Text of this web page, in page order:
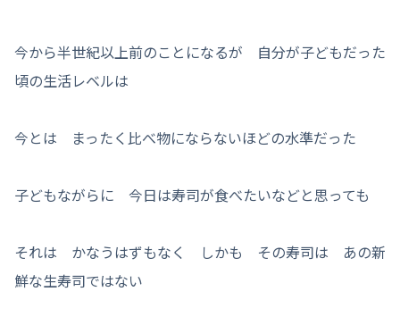
今から半世紀以上前のことになるが 自分が子どもだった
頃の生活レベルは
今とは まったく比べ物にならないほどの水準だった
子どもながらに 今日は寿司が食べたいなどと思っても
それは かなうはずもなく しかも その寿司は あの新
鮮な生寿司ではない